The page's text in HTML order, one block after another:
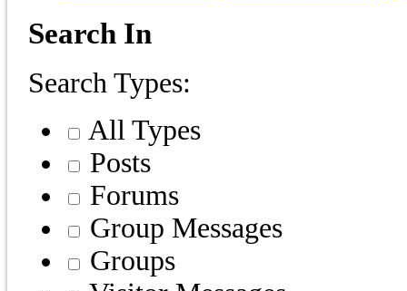
Search In
Search Types:
All Types
Posts
Forums
Group Messages
Groups